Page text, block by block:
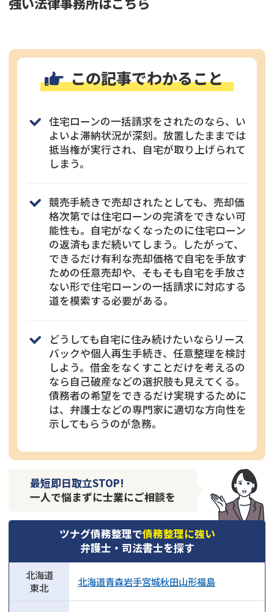
この記事でわかること
住宅ローンの一括請求をされたのなら、い
よいよ滞納状況が深刻。放置したままでは
抵当権が実行され、自宅が取り上げられて
しまう。
競売手続きで売却されたとしても、売却価
格次第では住宅ローンの完済をできない可
能性も。自宅がなくなったのに住宅ローン
の返済もまだ続いてしまう。したがって、
できるだけ有利な売却価格で自宅を手放す
ための任意売却や、そもそも自宅を手放さ
ない形で住宅ローンの一括請求に対応する
道を模索する必要がある。
どうしても自宅に住み続けたいならリース
バックや個人再生手続き、任意整理を検討
しよう。借金をなくすことだけを考えるの
なら自己破産などの選択肢も見えてくる。
債務者の希望をできるだけ実現するために
は、弁護士などの専門家に適切な方向性を
示してもらうのが急務。
最短即日取立STOP!
一人で悩まずに士業にご相談を
ツナグ債務整理で債務整理に強い
弁護士・司法書士を探す
北海道
東北
北海道青森岩手宮城秋田山形福島